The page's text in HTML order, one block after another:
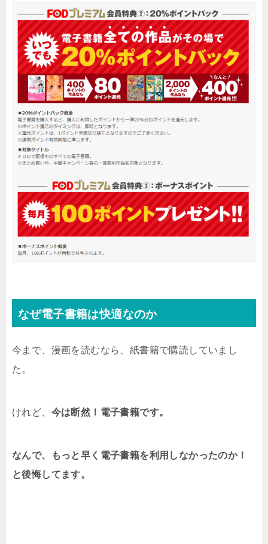
なぜ電子書籍は快適なのか
今まで、漫画を読むなら、紙書籍で購読していまし
た。
けれど、 今は断然！電子書籍です。
なんで、もっと早く電子書籍を利用しなかったのか！
と後悔してます。